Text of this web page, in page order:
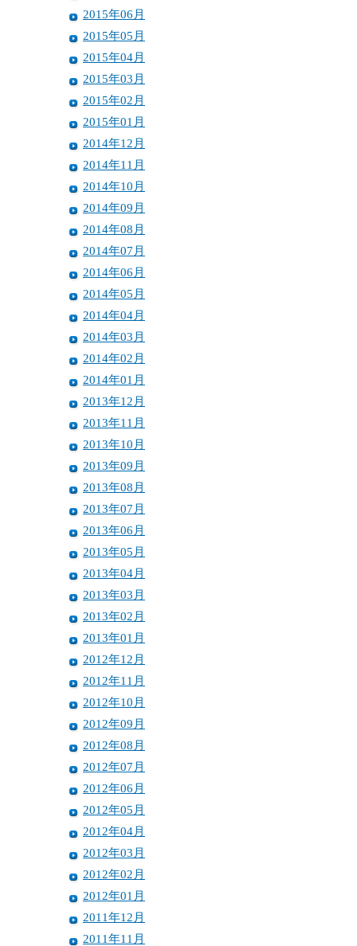
2015年06月
2015年05月
2015年04月
2015年03月
2015年02月
2015年01月
2014年12月
2014年11月
2014年10月
2014年09月
2014年08月
2014年07月
2014年06月
2014年05月
2014年04月
2014年03月
2014年02月
2014年01月
2013年12月
2013年11月
2013年10月
2013年09月
2013年08月
2013年07月
2013年06月
2013年05月
2013年04月
2013年03月
2013年02月
2013年01月
2012年12月
2012年11月
2012年10月
2012年09月
2012年08月
2012年07月
2012年06月
2012年05月
2012年04月
2012年03月
2012年02月
2012年01月
2011年12月
2011年11月